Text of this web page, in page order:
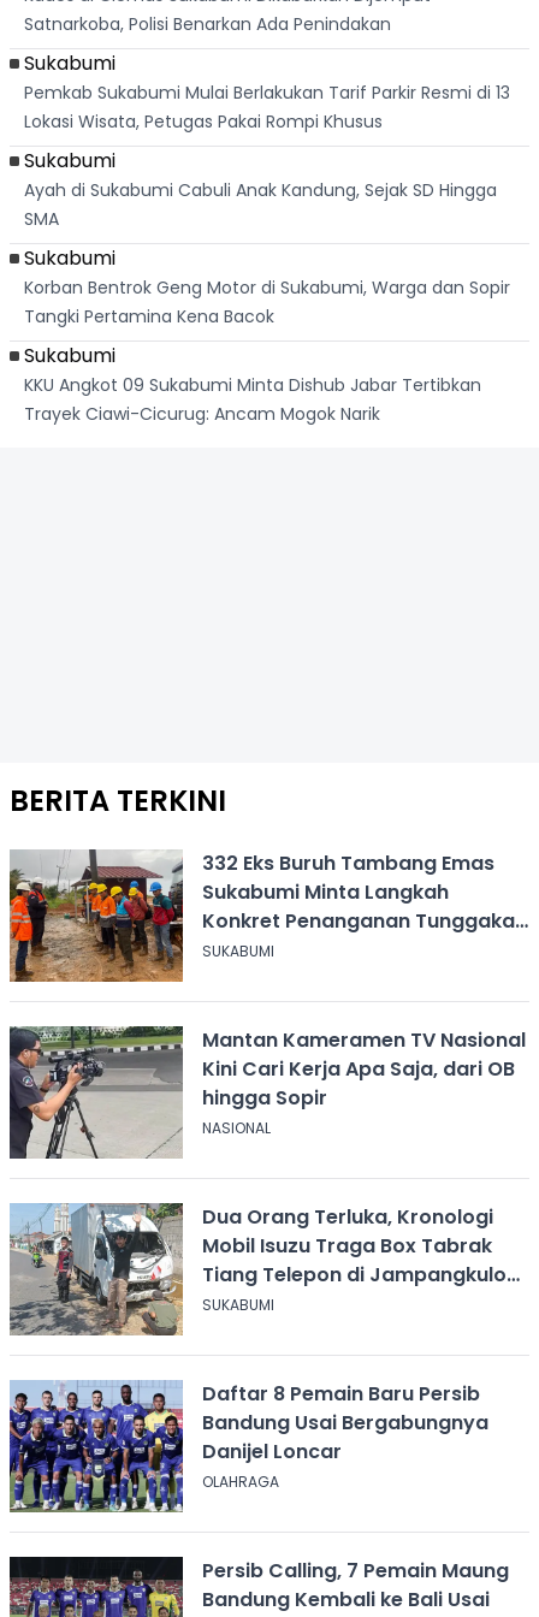
Satnarkoba, Polisi Benarkan Ada Penindakan
Sukabumi
Pemkab Sukabumi Mulai Berlakukan Tarif Parkir Resmi di 13
Lokasi Wisata, Petugas Pakai Rompi Khusus
Sukabumi
Ayah di Sukabumi Cabuli Anak Kandung, Sejak SD Hingga
SMA
Sukabumi
Korban Bentrok Geng Motor di Sukabumi, Warga dan Sopir
Tangki Pertamina Kena Bacok
Sukabumi
KKU Angkot 09 Sukabumi Minta Dishub Jabar Tertibkan
Trayek Ciawi-Cicurug: Ancam Mogok Narik
BERITA TERKINI
332 Eks Buruh Tambang Emas
Sukabumi Minta Langkah
Konkret Penanganan Tunggakan
Gaji Rp8,4 Miliar
SUKABUMI
Mantan Kameramen TV Nasional
Kini Cari Kerja Apa Saja, dari OB
hingga Sopir
NASIONAL
Dua Orang Terluka, Kronologi
Mobil Isuzu Traga Box Tabrak
Tiang Telepon di Jampangkulon
Sukabumi
SUKABUMI
Daftar 8 Pemain Baru Persib
Bandung Usai Bergabungnya
Danijel Loncar
OLAHRAGA
Persib Calling, 7 Pemain Maung
Bandung Kembali ke Bali Usai